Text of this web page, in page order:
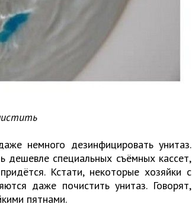
немного дезинфицировать унитаз.
дешевле специальных съёмных кассет,
Кстати, некоторые хозяйки с
даже почистить унитаз. Говорят,
пятнами.